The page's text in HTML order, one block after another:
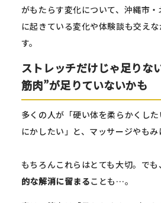
がもたらす変化について、沖縄市
に起きている変化や体験談も交え
す。
ストレッチだけじゃ足りな
筋肉”が足りていないかも
多くの人が「硬い体を柔らかくし
にかしたい」と、マッサージやもみ
もちろんこれらはとても大切。で
的な解消に留まることも…。